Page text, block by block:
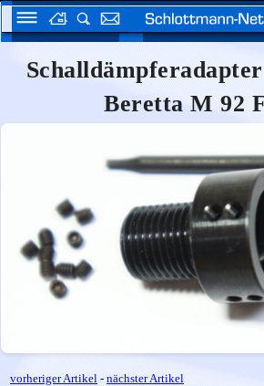
Beretta M 92
vorheriger Artikel - nächster Artikel